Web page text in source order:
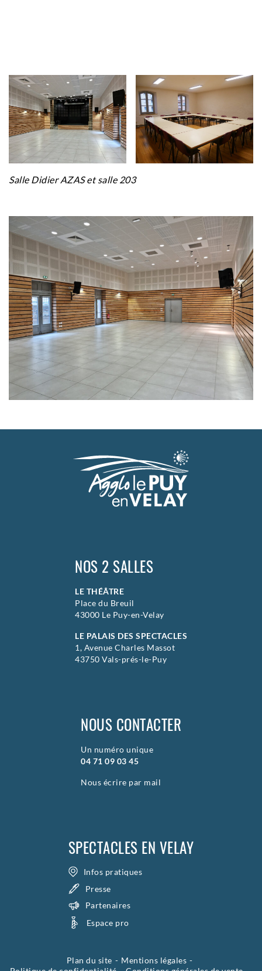
Salle Didier AZAS et salle 203
NOS 2 SALLES
LE THÉÂTRE
Place du Breuil
43000 Le Puy-en-Velay
LE PALAIS DES SPECTACLES
1, Avenue Charles Massot
43750 Vals-prés-le-Puy
NOUS CONTACTER
Un numéro unique
04 71 09 03 45
Nous écrire par mail
SPECTACLES EN VELAY
Infos pratiques
Presse
Partenaires
Espace pro
Plan du site
Mentions légales